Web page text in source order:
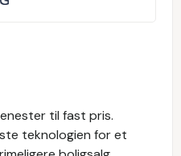
til fast pris.
teknologien for et